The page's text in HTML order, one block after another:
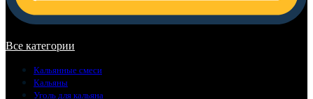
Все категории
Кальянные смеси
Кальяны
Уголь для кальяна